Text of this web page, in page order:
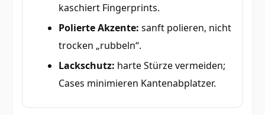
kaschiert Fingerprints.
Polierte Akzente: sanft polieren, nicht
trocken „rubbeln“.
Lackschutz: harte Stürze vermeiden;
Cases minimieren Kantenabplatzer.